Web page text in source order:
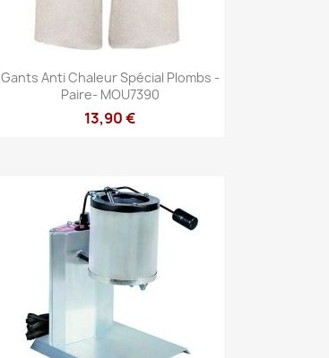
Aperçu rapide
Gants Anti Chaleur Spécial Plombs -
Paire- MOU7390
13,90 €